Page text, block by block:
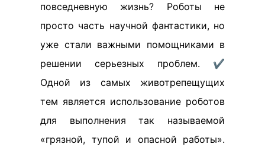
повседневную жизнь? Роботы не
просто часть научной фантастики, но
уже стали важными помощниками в
решении серьезных проблем. ✔️
Одной из самых животрепещущих
тем является использование роботов
для выполнения так называемой
«грязной, тупой и опасной работы».